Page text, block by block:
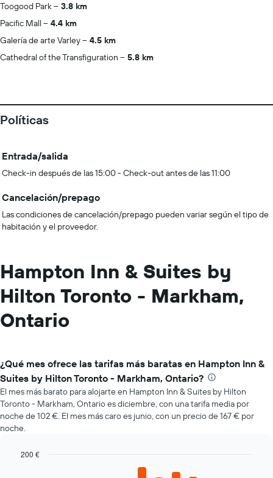
Toogood Park
3.8 km
Pacific Mall
4.4 km
Galería de arte Varley
4.5 km
Cathedral of the Transfiguration
5.8 km
Políticas
Entrada/salida
Check-in después de las 15:00 - Check-out antes de las 11:00
Cancelación/prepago
Las condiciones de cancelación/prepago pueden variar según el tipo de
habitación y el proveedor.
Hampton Inn & Suites by
Hilton Toronto - Markham,
Ontario
¿Qué mes ofrece las tarifas más baratas en Hampton Inn &
Suites by Hilton Toronto - Markham, Ontario?
El mes más barato para alojarte en Hampton Inn & Suites by Hilton
Toronto - Markham, Ontario es diciembre, con una tarifa media por
noche de 102 €. El mes más caro es junio, con un precio de 167 € por
noche.
200 €